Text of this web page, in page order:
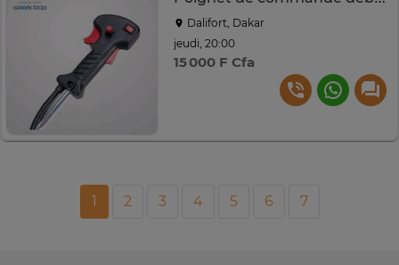
Dalifort, Dakar
jeudi, 20:00
15 000 F Cfa
1 2 3 4 5 6 7